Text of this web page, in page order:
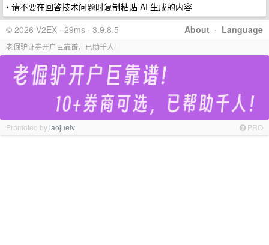
• 请不要在回答技术问题时复制粘贴 AI 生成的内容
About · Language
© 2026 V2EX · 29ms · 3.9.8.5
老倔驴证券开户巨靠谱，已助千人!
Promoted bylaojuelv PRO